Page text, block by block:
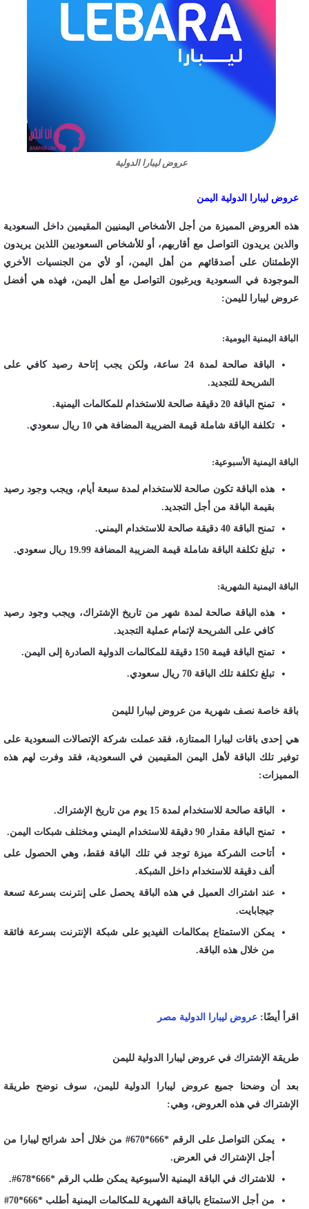
عروض ليبارا الدولية
عروض ليبارا الدولية اليمن
هذه العروض المميزة من أجل الأشخاص اليمنيين المقيمين داخل السعودية
والذين يريدون التواصل مع أقاربهم، أو للأشخاص السعوديين اللذين يريدون
الإطمئنان على أصدقائهم من أهل اليمن، أو لأي من الجنسيات الأخري
الموجودة في السعودية ويرغبون التواصل مع أهل اليمن، فهذه هي أفضل
عروض ليبارا لليمن:
الباقة اليمنية اليومية:
الباقة صالحة لمدة 24 ساعة، ولكن يجب إتاحة رصيد كافي على
الشريحة للتجديد.
تمنح الباقة 20 دقيقة صالحة للاستخدام للمكالمات اليمنية.
تكلفة الباقة شاملة قيمة الضريبة المضافة هي 10 ريال سعودي.
الباقة اليمنية الأسبوعية:
هذه الباقة تكون صالحة للاستخدام لمدة سبعة أيام، ويجب وجود رصيد
بقيمة الباقة من أجل التجديد.
تمنح الباقة 40 دقيقة صالحة للاستخدام اليمني.
تبلغ تكلفة الباقة شاملة قيمة الضريبة المضافة 19.99 ريال سعودي.
الباقة اليمنية الشهرية:
هذه الباقة صالحة لمدة شهر من تاريخ الإشتراك، ويجب وجود رصيد
كافي على الشريحة لإتمام عملية التجديد.
تمنح الباقة قيمة 150 دقيقة للمكالمات الدولية الصادرة إلى اليمن.
تبلغ تكلفة تلك الباقة 70 ريال سعودي.
باقة خاصة نصف شهرية من عروض ليبارا لليمن
هي إحدى باقات ليبارا الممتازة، فقد عملت شركة الإتصالات السعودية على
توفير تلك الباقة لأهل اليمن المقيمين في السعودية، فقد وفرت لهم هذه
المميزات:
الباقة صالحة للاستخدام لمدة 15 يوم من تاريخ الإشتراك.
تمنح الباقة مقدار 90 دقيقة للاستخدام اليمني ومختلف شبكات اليمن.
أتاحت الشركة ميزة توجد في تلك الباقة فقط، وهي الحصول على
ألف دقيقة للاستخدام داخل الشبكة.
عند اشتراك العميل في هذه الباقة يحصل على إنترنت بسرعة تسعة
جيجابايت.
يمكن الاستمتاع بمكالمات الفيديو على شبكة الإنترنت بسرعة فائقة
من خلال هذه الباقة.
اقرأ أيضًا: عروض ليبارا الدولية مصر
طريقة الإشتراك في عروض ليبارا الدولية لليمن
بعد أن وضحنا جميع عروض ليبارا الدولية لليمن، سوف نوضح طريقة
الإشتراك في هذه العروض، وهي:
يمكن التواصل على الرقم *666*670# من خلال أحد شرائح ليبارا من
أجل الإشتراك في العرض.
للاشتراك في الباقة اليمنية الأسبوعية يمكن طلب الرقم *666*678#.
من أجل الاستمتاع بالباقة الشهرية للمكالمات اليمنية أطلب *666*70#